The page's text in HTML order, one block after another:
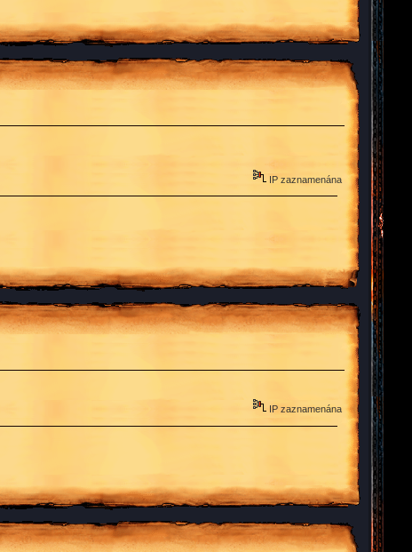
IP zaznamenána
IP zaznamenána